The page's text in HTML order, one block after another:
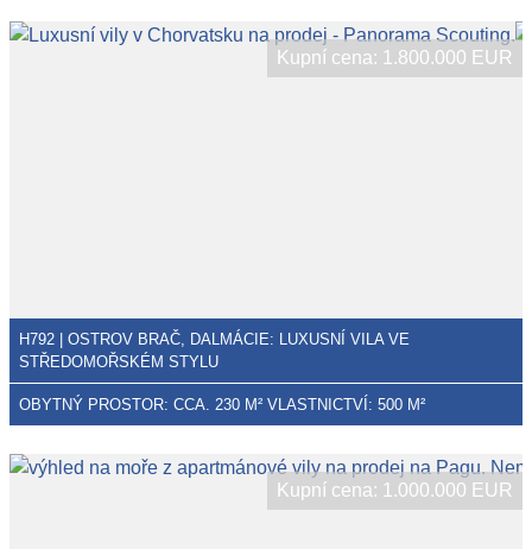
Kupní cena: 1.800.000 EUR
H792 | OSTROV BRAČ, DALMÁCIE: LUXUSNÍ VILA VE
STŘEDOMOŘSKÉM STYLU
OBYTNÝ PROSTOR: CCA. 230 M² VLASTNICTVÍ: 500 M²
Kupní cena: 1.000.000 EUR